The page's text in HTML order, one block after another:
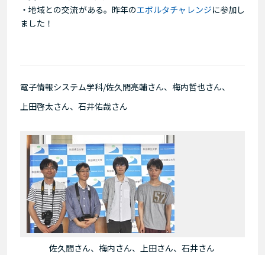
・地域との交流がある。昨年のエボルタチャレンジに参加し
ました！
電子情報システム学科/佐久間亮輔さん、梅内哲也さん、
上田啓太さん、石井佑哉さん
佐久間さん、梅内さん、上田さん、石井さん